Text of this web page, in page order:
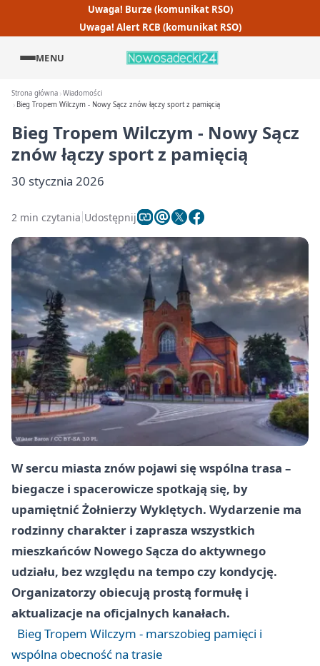
Uwaga! Burze (komunikat RSO)
Uwaga! Alert RCB (komunikat RSO)
MENU
Strona główna Wiadomości
Bieg Tropem Wilczym - Nowy Sącz znów łączy sport z pamięcią
Bieg Tropem Wilczym - Nowy Sącz
znów łączy sport z pamięcią
30 stycznia 2026
2 min czytania Udostępnij
W sercu miasta znów pojawi się wspólna trasa –
biegacze i spacerowicze spotkają się, by
upamiętnić Żołnierzy Wyklętych. Wydarzenie ma
rodzinny charakter i zaprasza wszystkich
mieszkańców Nowego Sącza do aktywnego
udziału, bez względu na tempo czy kondycję.
Organizatorzy obiecują prostą formułę i
aktualizacje na oficjalnych kanałach.
Bieg Tropem Wilczym - marszobieg pamięci i
wspólna obecność na trasie